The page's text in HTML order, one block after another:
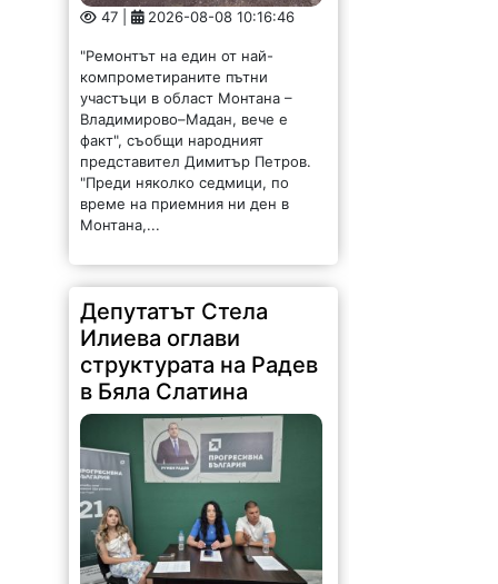
47 | 2026-08-08 10:16:46
"Ремонтът на един от най-
компрометираните пътни
участъци в област Монтана –
Владимирово–Мадан, вече е
факт", съобщи народният
представител Димитър Петров.
"Преди няколко седмици, по
време на приемния ни ден в
Монтана,...
Депутатът Стела
Илиева оглави
структурата на Радев
в Бяла Слатина